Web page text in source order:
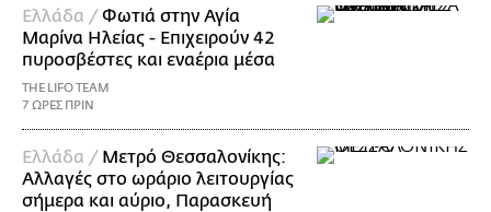
Ελλάδα /Φωτιά στην Αγία
Μαρίνα Ηλείας - Επιχειρούν 42
πυροσβέστες και εναέρια μέσα
THE LIFO TEAM
7 ΩΡΕΣ ΠΡΙΝ
Ελλάδα / Μετρό Θεσσαλονίκης:
Αλλαγές στο ωράριο λειτουργίας
σήμερα και αύριο, Παρασκευή